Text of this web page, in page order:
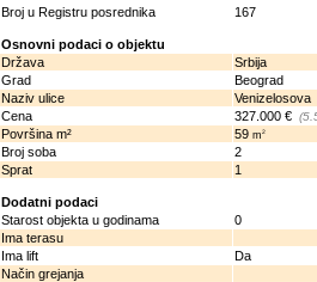
Broj u Registru posrednika 167
Osnovni podaci o objektu
Država
Srbija
Grad
Beograd
Naziv ulice
Venizelosova
Cena
327.000 €
Površina m² 59 m2
Broj soba
2
Sprat
1
Dodatni podaci
Starost objekta u godinama
0
Ima terasu
Ima lift
Da
Način grejanja